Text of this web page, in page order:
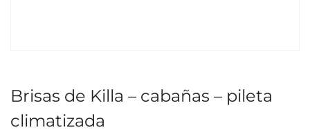
Brisas de Killa – cabañas – pileta
climatizada